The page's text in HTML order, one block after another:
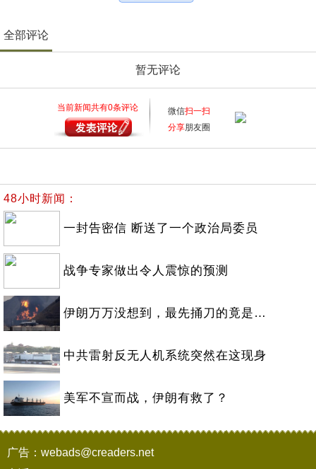
全部评论
暂无评论
当前新闻共有0条评论 微信扫一扫
分享朋友圈
48小时新闻：
一封告密信 断送了一个政治局委员
战争专家做出令人震惊的预测
伊朗万万没想到，最先捅刀的竟是…
中共雷射反无人机系统突然在这现身
美军不宣而战，伊朗有救了？
广告：webads@creaders.net